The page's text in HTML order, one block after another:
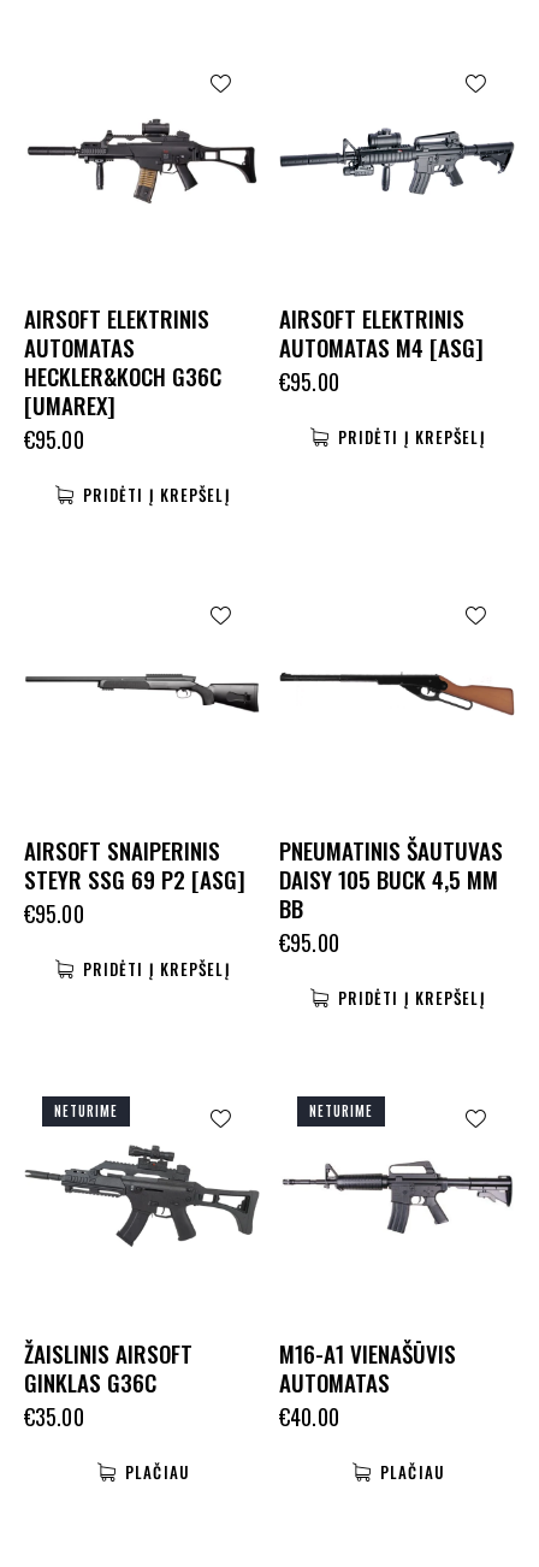
AIRSOFT ELEKTRINIS
AUTOMATAS
HECKLER&KOCH G36C
[UMAREX]
€95.00
PRIDĖTI Į KREPŠELĮ
AIRSOFT ELEKTRINIS
AUTOMATAS M4 [ASG]
€95.00
PRIDĖTI Į KREPŠELĮ
AIRSOFT SNAIPERINIS
STEYR SSG 69 P2 [ASG]
€95.00
PRIDĖTI Į KREPŠELĮ
PNEUMATINIS ŠAUTUVAS
DAISY 105 BUCK 4,5 MM
BB
€95.00
PRIDĖTI Į KREPŠELĮ
NETURIME
ŽAISLINIS AIRSOFT
GINKLAS G36C
€35.00
PLAČIAU
NETURIME
M16-A1 VIENAŠŪVIS
AUTOMATAS
€40.00
PLAČIAU